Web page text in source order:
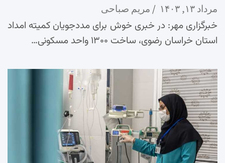
مرداد ۱۳, ۱۴۰۳ مریم صباحی
خبرگزاری مهر: در خبری خوش برای مددجویان کمیته امداد
استان خراسان رضوی، ساخت ۱۳۰۰ واحد مسکونی…